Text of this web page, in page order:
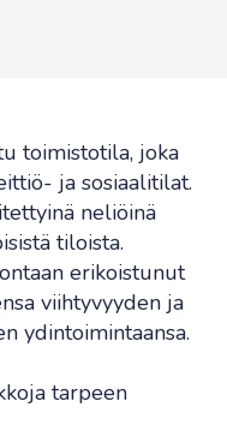
toimistotila, joka
ja sosiaalitilat.
neliöinä
tiloista.
erikoistunut
viihtyvyyden ja
ydintoimintaansa.
tarpeen